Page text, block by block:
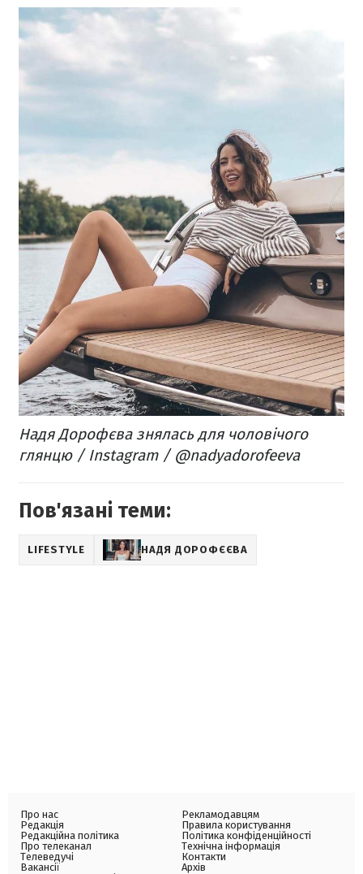
Надя Дорофєва знялась для чоловічого
глянцю / Instagram / @nadyadorofeeva
Пов'язані теми:
LIFESTYLE НАДЯ ДОРОФЄЄВА
Про нас
Редакція
Редакційна політика
Про телеканал
Телеведучі
Вакансії
Рекламодавцям
Правила користування
Політика конфіденційності
Технічна інформація
Контакти
Архів